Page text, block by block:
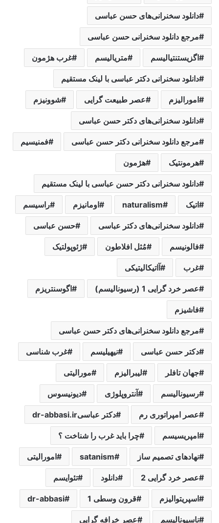
دانلود سخنرانی‌های حسن عباسی
مرجع دانلود سخنرانی حسن عباسی
اگزیستنتیالیسم متریالیسم غرب هژمون
دانلود سخنرانی دکتر عباسی با لینک مستقیم
امورالیزم عصر طبیعت گرایی شوونیزم
دانلود سخنرانی‌های دکتر حسن عباسی
مرجع دانلود سخنرانی دکتر حسن عباسی فمنیسیم
هرمونتیک هژمون
دانلود سخنرانی دکتر حسن عباسی با لینک مستقیم
اتیک naturalism اومانیزم راسیسم
دانلود سخنرانی‌های دکتر عباسی حسن عباسی
فالونیسم مُثل افلاطون ژئوپولتیک
غرب آاتیکالیتیکی
عصر خرد گرایی 1 (رسیونالیسم) اگوسنتریزم
فاشیزم
مرجع دانلود سخنرانی‌های دکتر حسن عباسی
دکتر حسن عباسی نیهیلیسم غرب شناسی
جهان تافلر لیبرالیزم مورالیتی
رسیونالیسم آنتروپلوژی دیونیسوس
عصر امپراتوری رم دکتر عباسیdr-abbasi.ir
امپریسیسم چرا باید غرب را شناخت ؟
نهادهای تصمیم ساز satanism امورالیتی
عصر خرد گرایی 2 دانلود تئوایسم
اسپریتوالیزم قرون وسطی 1 dr-abbasi
ناسیونالیسم عصر خرافه گرایی